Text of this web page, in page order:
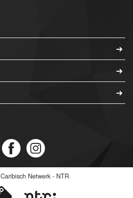
Caribisch Netwerk - NTR